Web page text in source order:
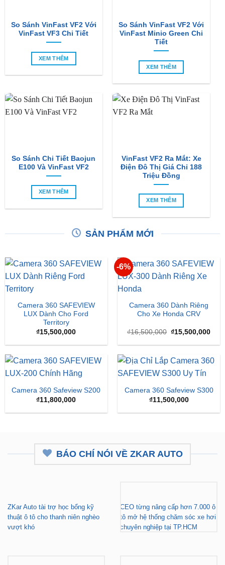
So Sánh VinFast VF2 Với
VinFast VF3 Chi Tiết
XEM THÊM
So Sánh VinFast VF2 Với
VinFast Minio Green Chi
Tiết
XEM THÊM
So Sánh Chi Tiết Baojun
E100 Và VinFast VF2
XEM THÊM
VinFast VF2 Ra Mắt: Xe
Điện Đô Thị Giá Chỉ 188
Triệu Đồng
XEM THÊM
SẢN PHẨM MỚI
Camera 360 SAFEVIEW
LUX Dành Cho Ford
Territory
₫15,500,000
-6%
Camera 360 Dành Riêng
Cho Xe Honda CRV
₫16,500,000 Giá
là:
₫15,500,000Giá
tại
Camera 360 Safeview S200
₫11,800,000
Camera 360 Safeview S300
₫11,500,000
BÁO CHÍ NÓI VỀ ZKAR AUTO
ZKar Auto tài trợ học bổng kỹ
thuật ô tô cho thanh niên nghèo
vượt khó
CEO từng nâng cấp hơn 7.000 ô
tô mở hệ thống chăm sóc xe hơi
chuyên nghiệp tại TP.HCM